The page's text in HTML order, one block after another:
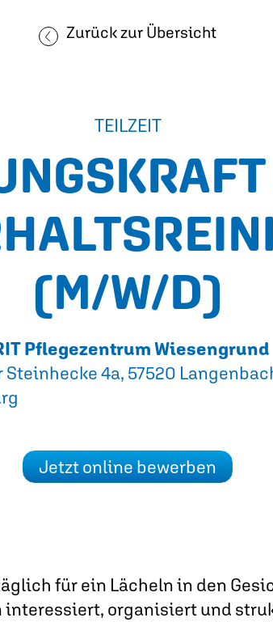
Zurück zur Übersicht
TEILZEIT
(M/W/D)
Pflegezentrum Wiesengrund
Steinhecke 4a, 57520
Jetzt online bewerben
für ein Lächeln in den
interessiert, organisiert und